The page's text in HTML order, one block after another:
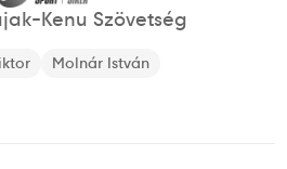
Kenu Szövetség
Molnár István